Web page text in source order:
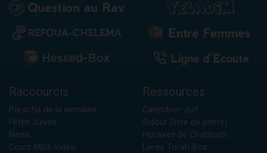
Raccourcis
Paracha de la semaine
Fêtes Juives
News
Cours Mp3-Vidéo
Ressources
Calendrier Juif
Sidour (livre de prière)
Horaires de Chabbath
Livres Torah-Box